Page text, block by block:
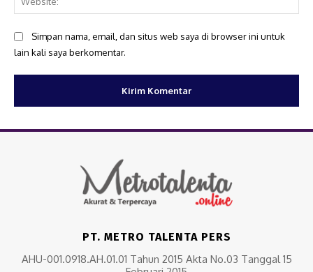
Simpan nama, email, dan situs web saya di browser ini untuk
lain kali saya berkomentar.
PT. METRO TALENTA PERS
AHU-001.0918.AH.01.01 Tahun 2015 Akta No.03 Tanggal 15